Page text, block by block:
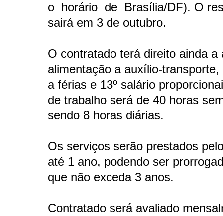
o horário de Brasília/DF). O
sairá em 3 de outubro.
O contratado terá direito ainda a
alimentação a auxílio-
a férias e 13º salário
de trabalho será de 40 horas
sendo 8 horas diárias.
Os serviços serão prestados
até 1 ano, podendo ser
que não exceda 3 anos.
Contratado será avaliado